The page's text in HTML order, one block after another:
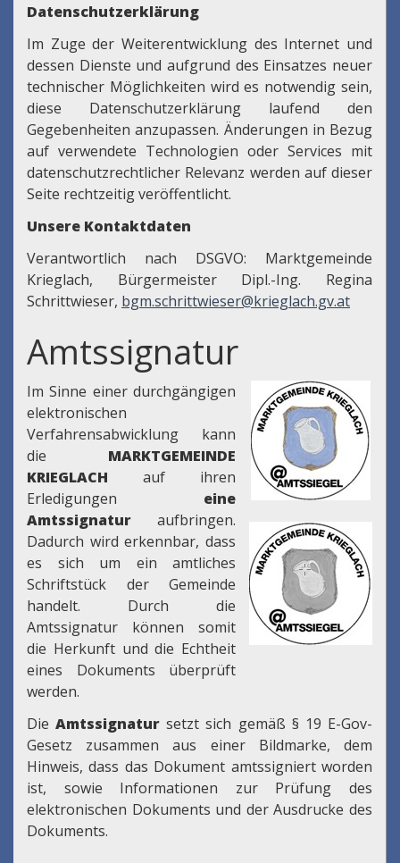
Datenschutzerklärung
Im Zuge der Weiterentwicklung des Internet und
dessen Dienste und aufgrund des Einsatzes neuer
technischer Möglichkeiten wird es notwendig sein,
diese Datenschutzerklärung laufend den
Gegebenheiten anzupassen. Änderungen in Bezug
auf verwendete Technologien oder Services mit
datenschutzrechtlicher Relevanz werden auf dieser
Seite rechtzeitig veröffentlicht.
Unsere Kontaktdaten
Verantwortlich nach DSGVO: Marktgemeinde
Krieglach, Bürgermeister Dipl.-Ing. Regina
Schrittwieser, bgm.schrittwieser@krieglach.gv.at
Amtssignatur
Im Sinne einer durchgängigen
elektronischen
Verfahrensabwicklung kann
die MARKTGEMEINDE
KRIEGLACH auf ihren
Erledigungen eine
Amtssignatur aufbringen.
Dadurch wird erkennbar, dass
es sich um ein amtliches
Schriftstück der Gemeinde
handelt. Durch die
Amtssignatur können somit
die Herkunft und die Echtheit
eines Dokuments überprüft
werden.
DieAmtssignatursetzt sich gemäß § 19 E-Gov-
Gesetz zusammen aus einer Bildmarke, dem
Hinweis, dass das Dokument amtssigniert worden
ist, sowie Informationen zur Prüfung des
elektronischen Dokuments und der Ausdrucke des
Dokuments.